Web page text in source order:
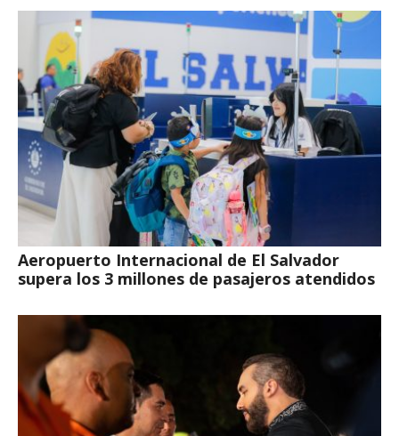
Aeropuerto Internacional de El Salvador
supera los 3 millones de pasajeros atendidos